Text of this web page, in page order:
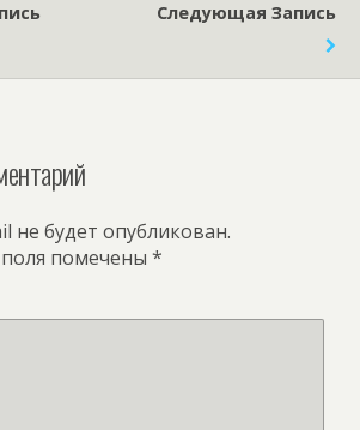
Следующая Запись
не будет опубликован.
помечены *